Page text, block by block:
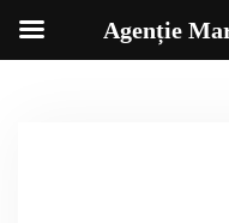
Agenție